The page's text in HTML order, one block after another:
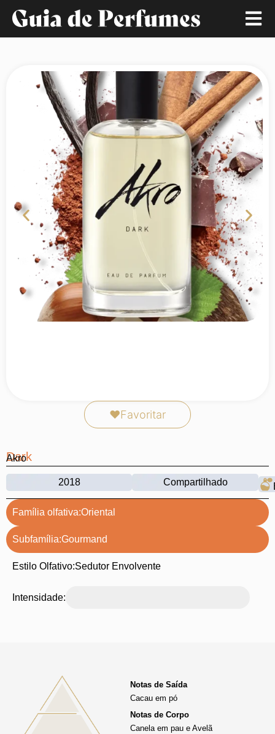
❤Favoritar
Dark
Akro
2018 Compartilhado
Família olfativa:Oriental
Subfamília:Gourmand
Estilo Olfativo:Sedutor Envolvente
Intensidade:
Notas de Saída
Cacau em pó
Notas de Corpo
Canela em pau e Avelã